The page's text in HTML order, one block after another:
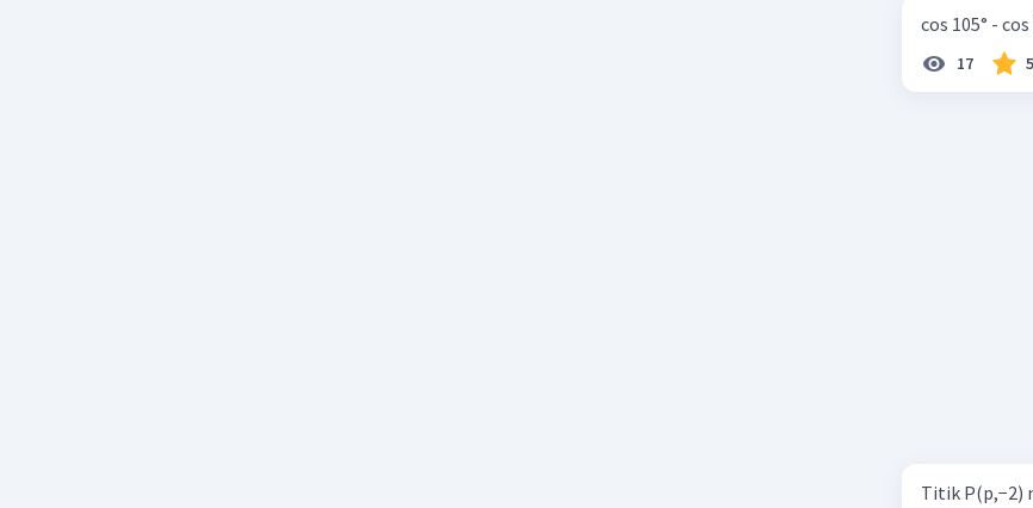
cos 105° -
17
Titik P(p,−2)